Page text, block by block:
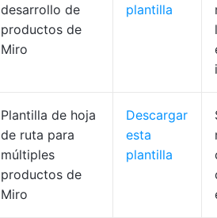
desarrollo de
productos de
Miro
plantilla
Plantilla de hoja
de ruta para
múltiples
productos de
Miro
Descargar
esta
plantilla